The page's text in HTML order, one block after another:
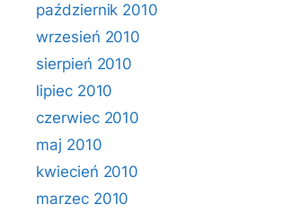
październik 2010
wrzesień 2010
sierpień 2010
lipiec 2010
czerwiec 2010
maj 2010
kwiecień 2010
marzec 2010